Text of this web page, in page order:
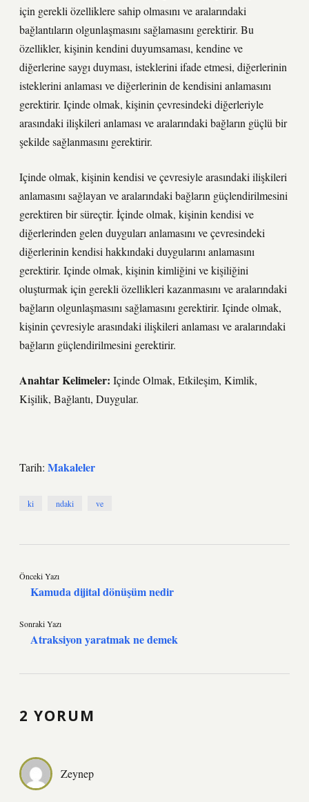
için gerekli özelliklere sahip olmasını ve aralarındaki
bağlantıların olgunlaşmasını sağlamasını gerektirir. Bu
özellikler, kişinin kendini duyumsaması, kendine ve
diğerlerine saygı duyması, isteklerini ifade etmesi, diğerlerinin
isteklerini anlaması ve diğerlerinin de kendisini anlamasını
gerektirir. Içinde olmak, kişinin çevresindeki diğerleriyle
arasındaki ilişkileri anlaması ve aralarındaki bağların güçlü bir
şekilde sağlanmasını gerektirir.
Içinde olmak, kişinin kendisi ve çevresiyle arasındaki ilişkileri
anlamasını sağlayan ve aralarındaki bağların güçlendirilmesini
gerektiren bir süreçtir. İçinde olmak, kişinin kendisi ve
diğerlerinden gelen duyguları anlamasını ve çevresindeki
diğerlerinin kendisi hakkındaki duygularını anlamasını
gerektirir. Içinde olmak, kişinin kimliğini ve kişiliğini
oluşturmak için gerekli özellikleri kazanmasını ve aralarındaki
bağların olgunlaşmasını sağlamasını gerektirir. Içinde olmak,
kişinin çevresiyle arasındaki ilişkileri anlaması ve aralarındaki
bağların güçlendirilmesini gerektirir.
Anahtar Kelimeler: Içinde Olmak, Etkileşim, Kimlik,
Kişilik, Bağlantı, Duygular.
Tarih: Makaleler
ki ndaki ve
Önceki Yazı
Kamuda dijital dönüşüm nedir
Sonraki Yazı
Atraksiyon yaratmak ne demek
2 YORUM
Zeynep